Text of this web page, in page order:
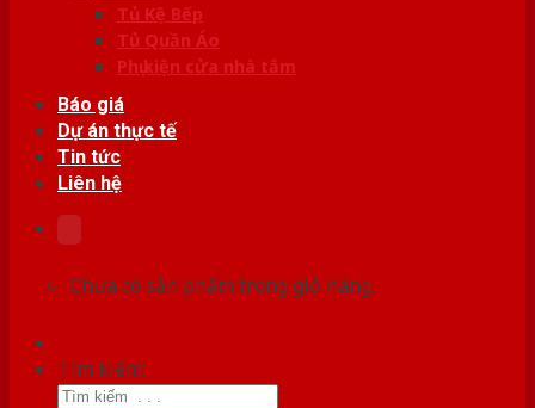
Tủ Kệ Bếp
Tủ Quần Áo
Phụ kiện cửa nhà tắm
Báo giá
Dự án thực tế
Tin tức
Liên hệ
Chưa có sản phẩm trong giỏ hàng.
Tìm kiếm: